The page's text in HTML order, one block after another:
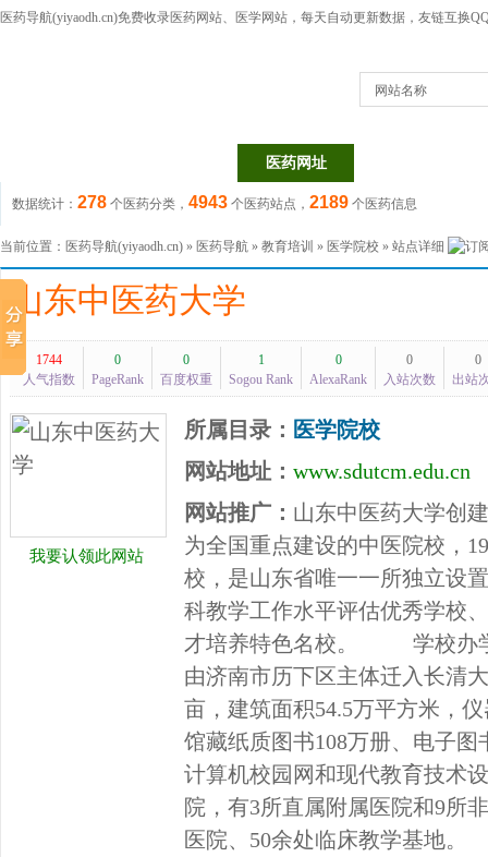
医药导航(yiyaodh.cn)免费收录医药网站、医学网站，每天自动更新数据，友链互换
网站名称
医药网址
数据统计： 278 个医药分类， 4943 个医药站点， 2189 个医药信息
当前位置： 医药导航(yiyaodh.cn) » 医药导航 » 教育培训 » 医学院校 » 站点详细
山东中医药大学
1744
人气指数
0
PageRank
0
百度权重
1
Sogou Rank
0
AlexaRank
0
入站次数
0
出站
我要认领此网站
所属目录： 医学院校
网站地址： www.sdutcm.edu.cn
网站推广： 山东中医药大学创
为全国重点建设的中医院校，
校，是山东省唯一一所独立设
科教学工作水平评估优秀学校
才培养特色名校。 学校办学
由济南市历下区主体迁入长清
亩，建筑面积54.5万平方米，
馆藏纸质图书108万册、电子
计算机校园网和现代教育技术
院，有3所直属附属医院和9所
医院、50余处临床教学基地。